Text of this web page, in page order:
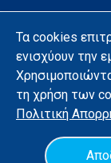
Τα cookies
ενισχύουν την
τη χρήση των
Πολιτική